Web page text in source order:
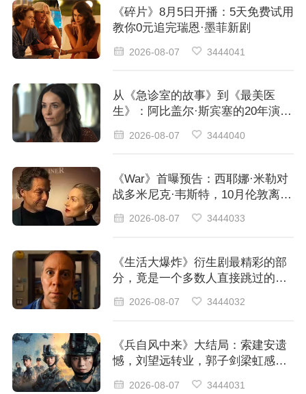
《碎片》8月5日开播：5天免费试用
教你0元追完瑞恩·墨菲新剧
2026-08-07 3444041
从《急诊室的故事》到《最美医
生》：阿比盖尔·斯宾塞的20年演艺
之路，为何眼熟却叫不出名字？
2026-08-07 3444040
《War》首曝预告：西耶娜·米勒对
战多米尼克·韦斯特，10月伦敦离婚
2026-08-07 3444033
《生活大爆炸》衍生剧最精彩的部
分，竟是一个多数人直接跳过的片
2026-08-07 3444032
《兵自风中来》大结局：索建安遗
憾，刘望远转业，郭子剑梁虹感情
2026-08-07 3444031